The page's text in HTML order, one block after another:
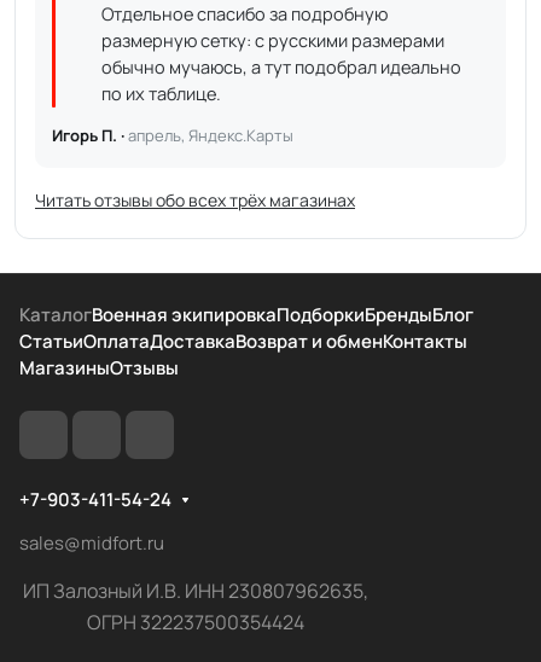
Отдельное спасибо за подробную
размерную сетку: с русскими размерами
обычно мучаюсь, а тут подобрал идеально
по их таблице.
Игорь П. ·апрель, Яндекс.Карты
Читать отзывы обо всех трёх магазинах
КаталогВоенная экипировкаПодборкиБрендыБлог
СтатьиОплатаДоставкаВозврат и обменКонтакты
МагазиныОтзывы
+7-903-411-54-24
sales@midfort.ru
ИП Залозный И.В. ИНН 230807962635,
ОГРН 322237500354424